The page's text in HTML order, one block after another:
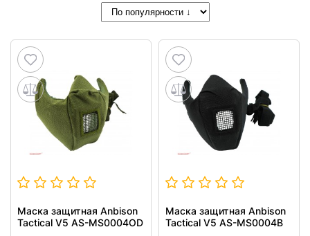
Маска защитная Anbison
Tactical V5 AS-MS0004OD
Маска защитная Anbison
Tactical V5 AS-MS0004B